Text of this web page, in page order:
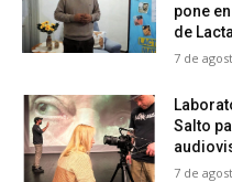
pone
de
7 de
Salto
7 de